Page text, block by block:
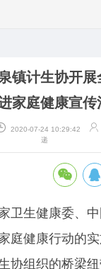
镇计生协开
家庭健康宣传
2020-07-24 10:29:42
递
卫生健康委、
庭健康行动的
协组织的桥梁